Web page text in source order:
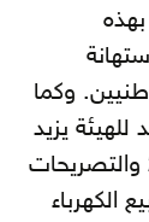
وكما
يزيد
المسألة تعقيداً وارتباكاً. فمنذ عام 2007 والتصريحات
الكهرباء